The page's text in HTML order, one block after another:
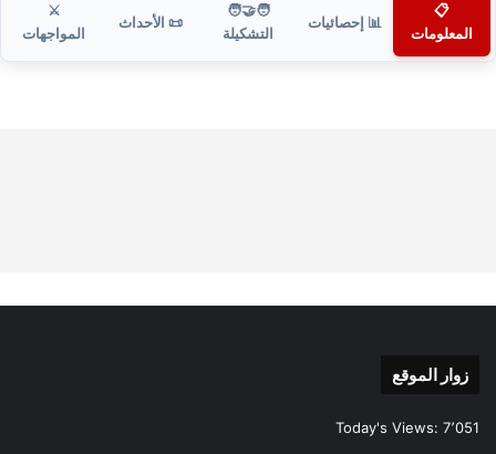
📋
المعلومات
📊 إحصائيات
🧑‍🤝‍🧑
التشكيلة
📜 الأحداث
⚔️
المواجهات
زوار الموقع
Today's Views: 7٬051